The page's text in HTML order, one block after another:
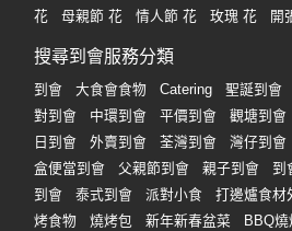
花
母親節 花 情人節 花 玫瑰 花 開
搜尋到會服務分類
到會 大食會食物 Catering 聖誕到會
對到會
中環到會 平價到會 觀塘到會
日到會
外賣到會 荃灣到會 灣仔到會
盒便當到會
父親節到會 親子到會 到
到會
泰式到會 派對小食 打邊爐食材
烤食物
燒烤包 新年新春盆菜 BBQ